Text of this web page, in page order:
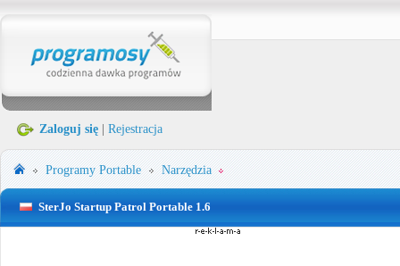
Zaloguj się Rejestracja
Programy Portable Narzędzia
SterJo Startup Patrol Portable 1.6